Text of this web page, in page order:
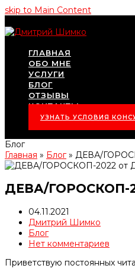
skip to Main Content
ГЛАВНАЯ
ОБО МНЕ
УСЛУГИ
БЛОГ
ОТЗЫВЫ
КОНТАКТЫ
УЗНАТЬ УСЛОВИЯ
Блог
Главная » Блог» ДЕВА/
ДЕВА/ГОРОСКОП-
04.11.2021
Дмитрий Шимко
Блог
Нет комментариев
Приветствую постоянных